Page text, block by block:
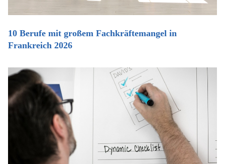
10 Berufe mit großem Fachkräftemangel in
Frankreich 2026